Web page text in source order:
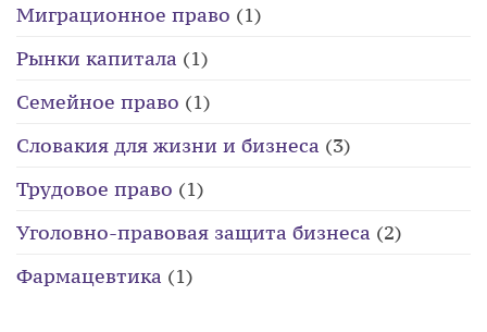
Миграционное право (1)
Рынки капитала (1)
Семейное право (1)
Словакия для жизни и бизнеса (3)
Трудовое право (1)
Уголовно-правовая защита бизнеса (2)
Фармацевтика (1)